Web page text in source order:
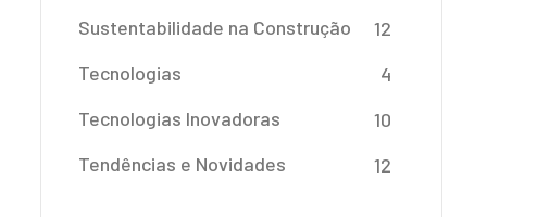
Sustentabilidade na Construção
12
Tecnologias
4
Tecnologias Inovadoras
10
Tendências e Novidades
12